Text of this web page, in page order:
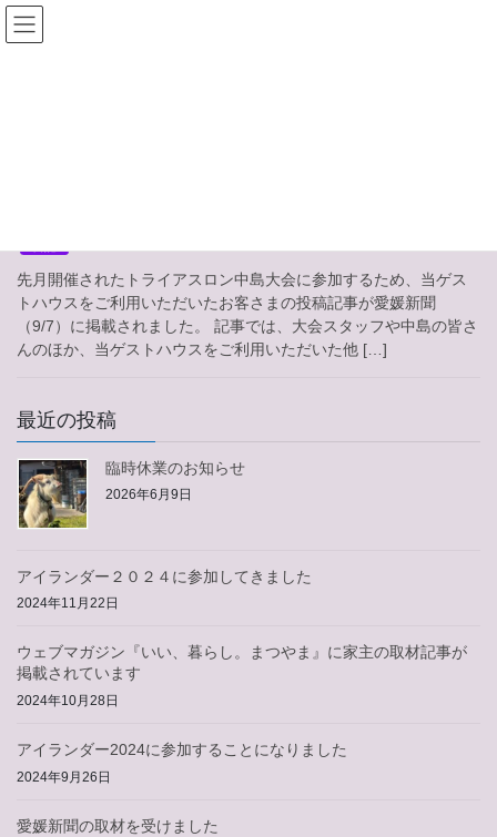
コ
ン
ナ
ビ
先月開催されたトライアスロン中島大会に参加するため、当ゲス
トハウスをご利用いただいたお客さまの投稿記事が愛媛新聞
（9/7）に掲載されました。 記事では、大会スタッフや中島の皆さ
んのほか、当ゲストハウスをご利用いただいた他 […]
最近の投稿
臨時休業のお知らせ
2026年6月9日
アイランダー２０２４に参加してきました
2024年11月22日
ウェブマガジン『いい、暮らし。まつやま』に家主の取材記事が
掲載されています
2024年10月28日
アイランダー2024に参加することになりました
2024年9月26日
愛媛新聞の取材を受けました